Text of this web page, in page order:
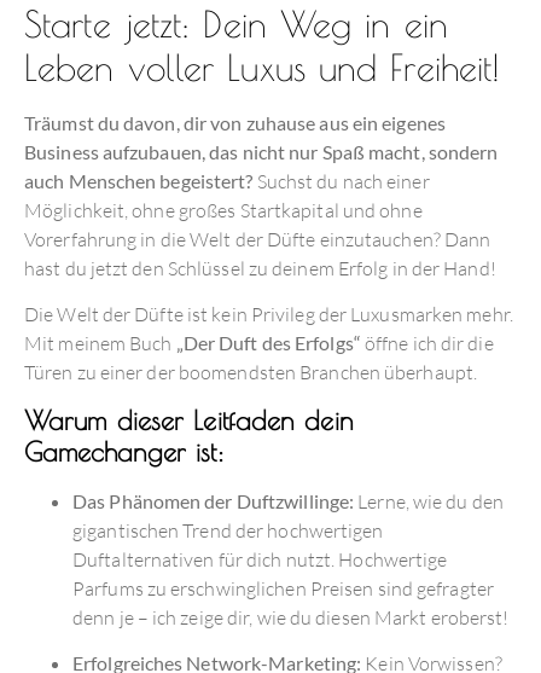
Starte jetzt: Dein Weg in ein
Leben voller Luxus und Freiheit!
Träumst du davon, dir von zuhause aus ein eigenes
Business aufzubauen, das nicht nur Spaß macht, sondern
auch Menschen begeistert? Suchst du nach einer
Möglichkeit, ohne großes Startkapital und ohne
Vorerfahrung in die Welt der Düfte einzutauchen? Dann
hast du jetzt den Schlüssel zu deinem Erfolg in der Hand!
Die Welt der Düfte ist kein Privileg der Luxusmarken mehr.
Mit meinem Buch „Der Duft des Erfolgs“ öffne ich dir die
Türen zu einer der boomendsten Branchen überhaupt.
Warum dieser Leitfaden dein
Gamechanger ist:
Das Phänomen der Duftzwillinge: Lerne, wie du den
gigantischen Trend der hochwertigen
Duftalternativen für dich nutzt. Hochwertige
Parfums zu erschwinglichen Preisen sind gefragter
denn je – ich zeige dir, wie du diesen Markt eroberst!
Erfolgreiches Network-Marketing: Kein Vorwissen?